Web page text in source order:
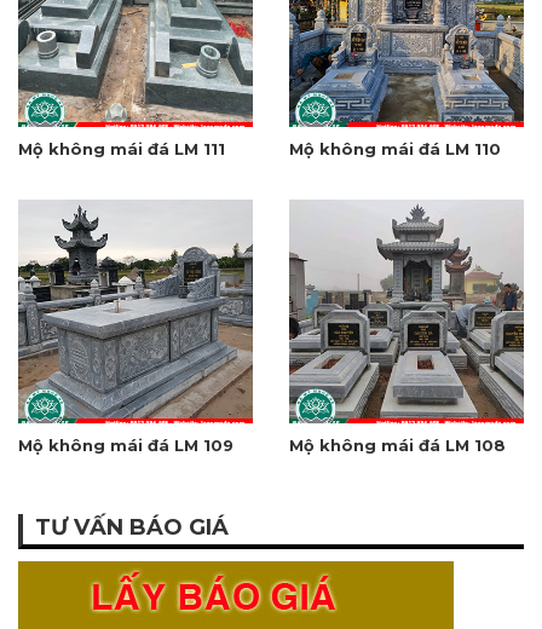
Mộ không mái đá LM 111 Mộ không mái đá LM 110
Mộ không mái đá LM 109 Mộ không mái đá LM 108
TƯ VẤN BÁO GIÁ